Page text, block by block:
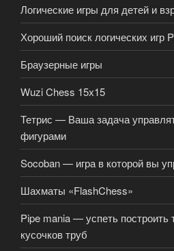
Логические игры для детей и
Хороший поиск логических игр
Браузерные игры
Wuzi Chess 15х15
Тетрис — Ваша задача
фигурами
Socoban — игра в которой вы
Шахматы «FlashChess»
Pipe mania — успеть построить
кусочков труб